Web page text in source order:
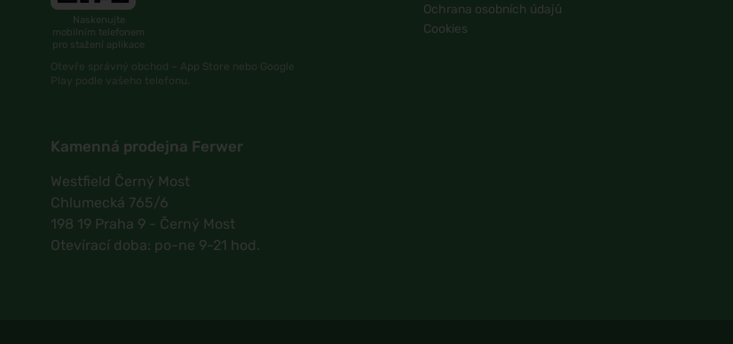
Naskenujte
mobilním telefonem
pro stažení aplikace
Otevře správný obchod – App Store nebo Google
Play podle vašeho telefonu.
Kamenná prodejna Ferwer
Westfield Černý Most
Chlumecká 765/6
198 19 Praha 9 - Černý Most
Otevírací doba: po-ne 9-21 hod.
Ochrana osobních údajů
Cookies